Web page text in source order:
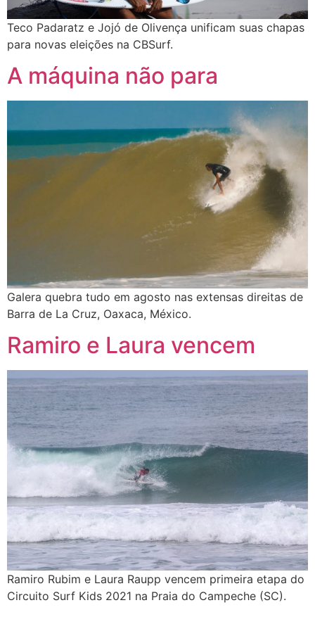
Teco Padaratz e Jojó de Olivença unificam suas chapas
para novas eleições na CBSurf.
A máquina não para
Galera quebra tudo em agosto nas extensas direitas de
Barra de La Cruz, Oaxaca, México.
Ramiro e Laura vencem
Ramiro Rubim e Laura Raupp vencem primeira etapa do
Circuito Surf Kids 2021 na Praia do Campeche (SC).